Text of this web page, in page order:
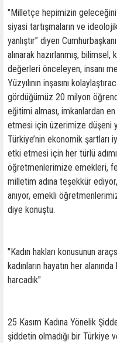
"Milletçe hepimizin
siyasi tartışmaların ve
yanlıştır” diyen
alınarak hazırlanmış,
değerleri önceleyen, insanı
Yüzyılının inşasını
gördüğümüz 20 milyon
eğitimi alması, imkanlardan
etmesi için üzerimize düşeni
Türkiye’nin ekonomik
etki etmesi için her türlü
öğretmenlerimize emekleri,
milletim adına teşekkür
anıyor, emekli
diye konuştu.
"Kadın hakları konusunun
kadınların hayatın her
harcadık"
25 Kasım Kadına Yönelik
şiddetin olmadığı bir Türkiye